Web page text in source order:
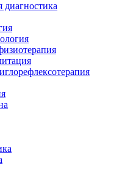
диагностика